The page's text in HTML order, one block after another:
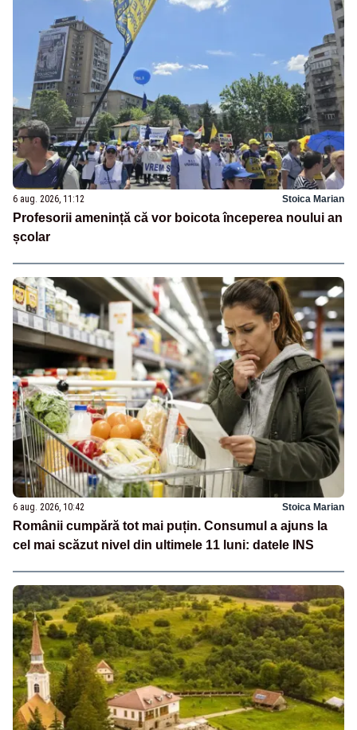
6 aug. 2026, 11:12 Stoica Marian
Profesorii amenință că vor boicota începerea noului an
școlar
6 aug. 2026, 10:42 Stoica Marian
Românii cumpără tot mai puțin. Consumul a ajuns la
cel mai scăzut nivel din ultimele 11 luni: datele INS